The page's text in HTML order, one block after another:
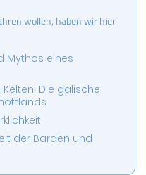
wollen, haben wir hier
Mythos eines
Die gälische
der Barden und